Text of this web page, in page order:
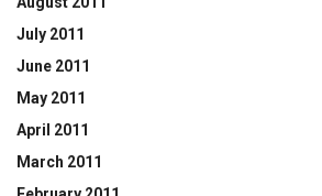
July 2011
June 2011
May 2011
April 2011
March 2011